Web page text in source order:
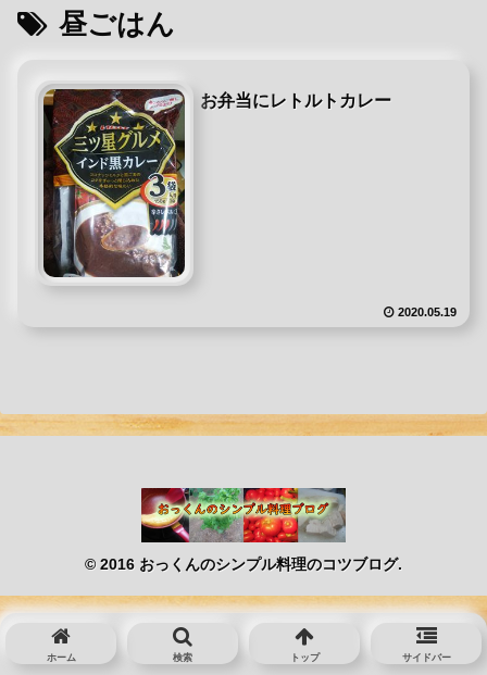
昼ごはん
お弁当にレトルトカレー
2020.05.19
© 2016 おっくんのシンプル料理のコツブログ.
ホーム 検索 トップ サイドバー